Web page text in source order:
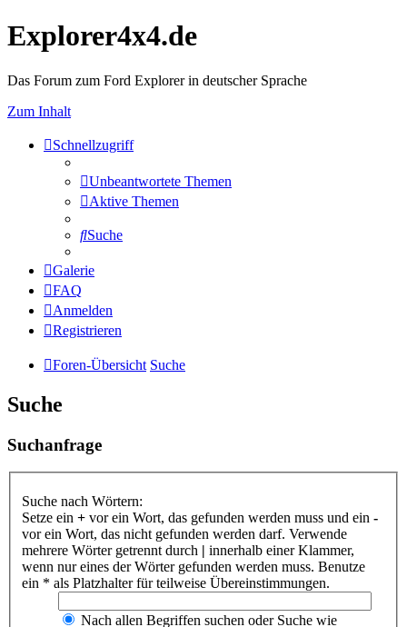
Explorer4x4.de
Das Forum zum Ford Explorer in deutscher Sprache
Zum Inhalt
Schnellzugriff
Unbeantwortete Themen
Aktive Themen
Suche
Galerie
FAQ
Anmelden
Registrieren
Foren-Übersicht Suche
Suche
Suchanfrage
Suche nach Wörtern:
Setze ein + vor ein Wort, das gefunden werden muss und ein -
vor ein Wort, das nicht gefunden werden darf. Verwende
mehrere Wörter getrennt durch | innerhalb einer Klammer,
wenn nur eines der Wörter gefunden werden muss. Benutze
ein * als Platzhalter für teilweise Übereinstimmungen.
Nach allen Begriffen suchen oder Suche wie